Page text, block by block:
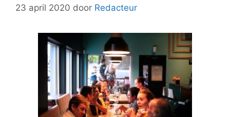
23 april 2020 door Redacteur